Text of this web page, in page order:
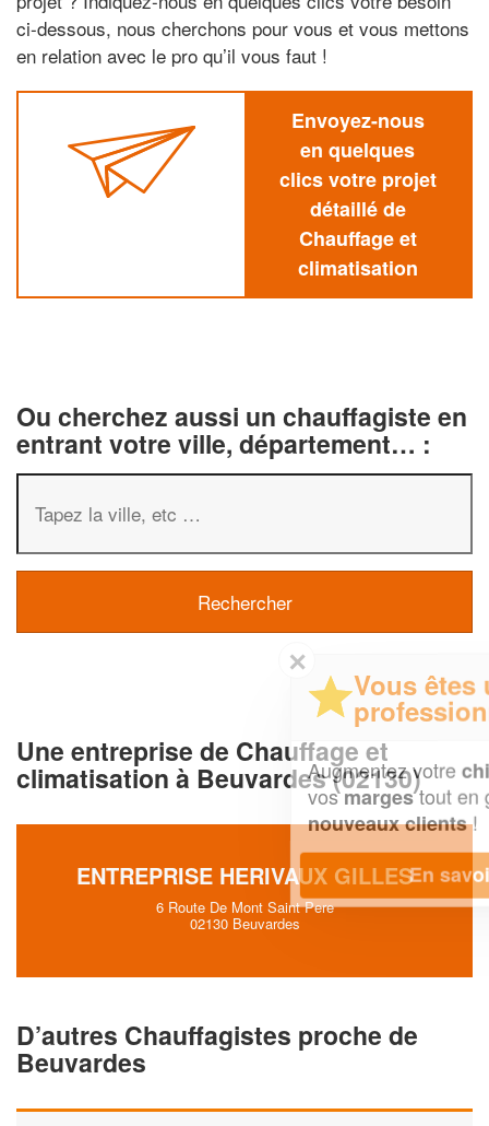
ci-dessous, nous cherchons pour vous et vous mettons
en relation avec le pro qu’il vous faut !
Envoyez-nous
en quelques
clics votre projet
détaillé de
Chauffage et
climatisation
Ou cherchez aussi un chauffagiste en
entrant votre ville, département… :
Une entreprise de Chauffage et
climatisation à Beuvardes (02130)
ENTREPRISE HERIVAUX GILLES
6 Route De Mont Saint Pere
02130 Beuvardes
D’autres Chauffagistes proche de
Beuvardes
Vous êtes un
professionnel ?
Augmentez votrechiffre d'affaireset
vos margestout en gagnant de
nouveaux clients!
En savoir plus